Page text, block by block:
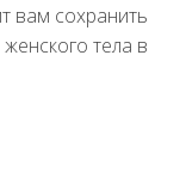
вам сохранить
тела в